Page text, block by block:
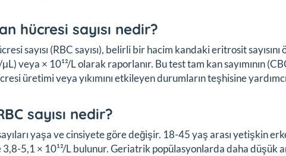
hücresi sayısı nedir?
sayısı (RBC sayısı), belirli bir hacim kandaki eritrosit
veya × 10¹²/L olarak raporlanır. Bu test tam kan sayımının
üretimi veya yıkımını etkileyen durumların teşhisine
sayısı nedir?
yaşa ve cinsiyete göre değişir. 18-45 yaş arası yetişkin
3,8-5,1 × 10¹²/L bulunur. Geriatrik popülasyonlarda daha düşük